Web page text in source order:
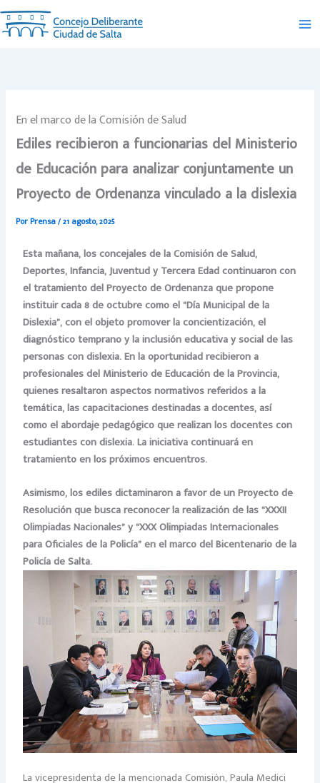
Ir
al
contenido
En el marco de la Comisión de Salud
Ediles recibieron a funcionarias del Ministerio
de Educación para analizar conjuntamente un
Proyecto de Ordenanza vinculado a la dislexia
PorPrensa/21 agosto, 2025
Esta mañana, los concejales de la Comisión de Salud,
Deportes, Infancia, Juventud y Tercera Edad continuaron con
el tratamiento del Proyecto de Ordenanza que propone
instituir cada 8 de octubre como el “Día Municipal de la
Dislexia”, con el objeto promover la concientización, el
diagnóstico temprano y la inclusión educativa y social de las
personas con dislexia. En la oportunidad recibieron a
profesionales del Ministerio de Educación de la Provincia,
quienes resaltaron aspectos normativos referidos a la
temática, las capacitaciones destinadas a docentes, así
como el abordaje pedagógico que realizan los docentes con
estudiantes con dislexia. La iniciativa continuará en
tratamiento en los próximos encuentros.
Asimismo, los ediles dictaminaron a favor de un Proyecto de
Resolución que busca reconocer la realización de las “XXXII
Olimpiadas Nacionales” y “XXX Olimpiadas Internacionales
para Oficiales de la Policía” en el marco del Bicentenario de la
Policía de Salta.
La vicepresidenta de la mencionada Comisión, Paula Medici